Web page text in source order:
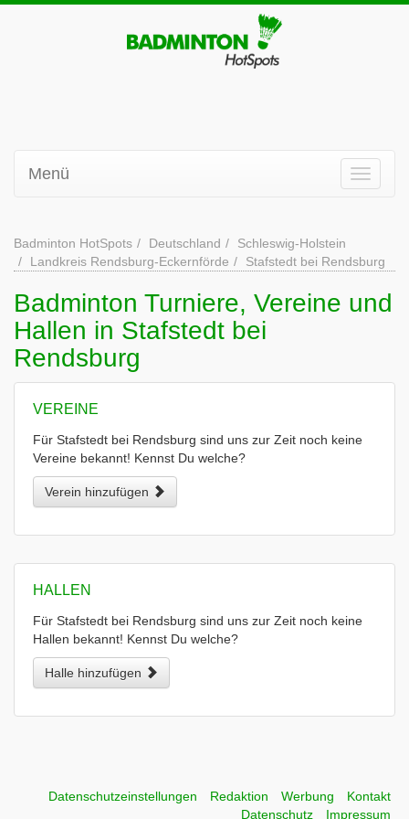
Menü
Badminton HotSpots Deutschland
Schleswig-Holstein
Landkreis Rendsburg-Eckernförde
Stafstedt bei Rendsburg
Badminton Turniere, Vereine und
Hallen in Stafstedt bei
Rendsburg
VEREINE
Für Stafstedt bei Rendsburg sind uns zur Zeit noch keine
Vereine bekannt! Kennst Du welche?
Verein hinzufügen
HALLEN
Für Stafstedt bei Rendsburg sind uns zur Zeit noch keine
Hallen bekannt! Kennst Du welche?
Halle hinzufügen
Datenschutzeinstellungen Redaktion Werbung
Kontakt
Datenschutz
Impressum